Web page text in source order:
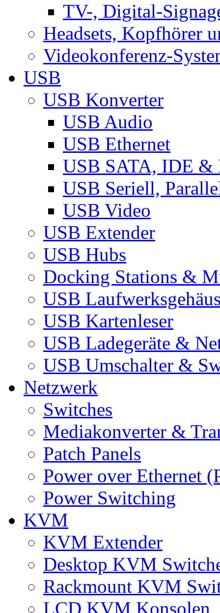
TV-, Digital-
Headsets, Kopfhörer
Videokonferenz-
USB
USB Konverter
USB Audio
USB Ethernet
USB SATA, IDE &
USB Seriell,
USB Video
USB Extender
USB Hubs
Docking Stations &
USB
USB Kartenleser
USB Ladegeräte &
USB Umschalter &
Netzwerk
Switches
Mediakonverter &
Patch Panels
Power over Ethernet
Power Switching
KVM
KVM Extender
Desktop KVM
Rackmount KVM
LCD KVM Konsolen